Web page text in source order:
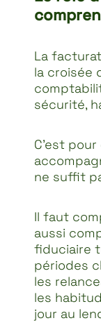
La
la croisée
sécurité,
C’est pour
ne suffit
Il faut
aussi
fiduciaire
périodes
les
les
jour au